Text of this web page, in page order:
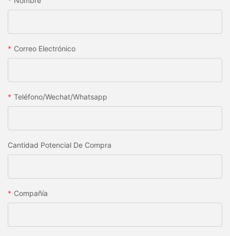
Correo Electrónico
Teléfono/wechat/whatsapp
Cantidad Potencial De Compra
Compañía